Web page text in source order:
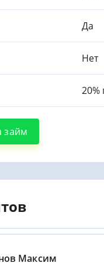
Да
Нет
20%
займ
Максим